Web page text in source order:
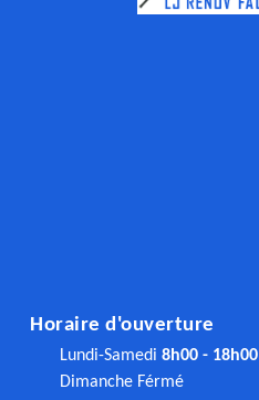
Horaire d'ouverture
Lundi-Samedi 8h00 - 18h00
Dimanche Férmé